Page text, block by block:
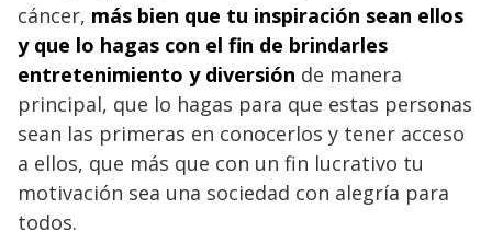
cáncer, más bien que tu inspiración sean ellos
y que lo hagas con el fin de brindarles
entretenimiento y diversión de manera
principal, que lo hagas para que estas personas
sean las primeras en conocerlos y tener acceso
a ellos, que más que con un fin lucrativo tu
motivación sea una sociedad con alegría para
todos.